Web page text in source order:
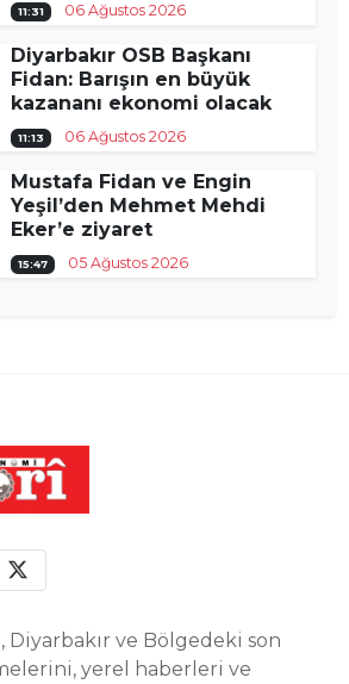
11:31 06 Ağustos 2026
Diyarbakır OSB Başkanı
Fidan: Barışın en büyük
kazananı ekonomi olacak
11:13 06 Ağustos 2026
Mustafa Fidan ve Engin
Yeşil’den Mehmet Mehdi
Eker’e ziyaret
15:47 05 Ağustos 2026
Diyarbakır ve Bölgedeki son
yerel haberleri ve